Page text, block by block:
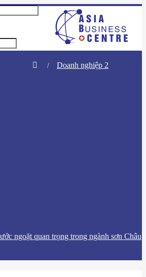
Doanh nghiệp 2
ngoặt quan trọng trong ngành sơn Châu